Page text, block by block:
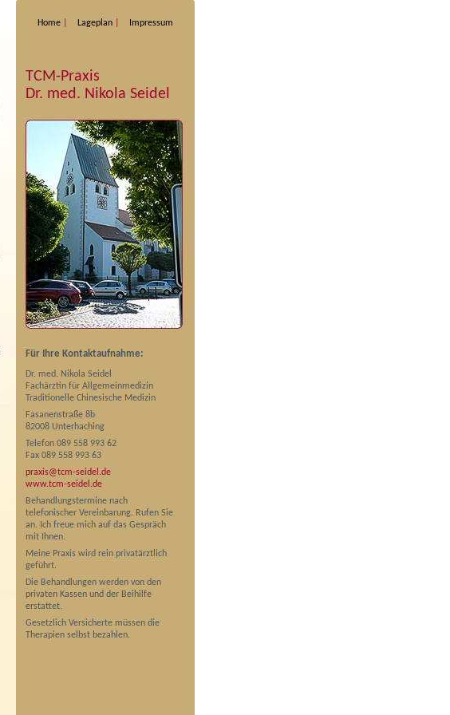
Home Lageplan Impressum
TCM-Praxis
Dr. med. Nikola Seidel
Für Ihre Kontaktaufnahme:
Dr. med. Nikola Seidel
Fachärztin für Allgemeinmedizin
Traditionelle Chinesische Medizin
Fasanenstraße 8b
82008 Unterhaching
Telefon 089 558 993 62
Fax 089 558 993 63
praxis@tcm-seidel.de
www.tcm-seidel.de
Behandlungstermine nach
telefonischer Vereinbarung. Rufen Sie
an. Ich freue mich auf das Gespräch
mit Ihnen.
Meine Praxis wird rein privatärztlich
geführt.
Die Behandlungen werden von den
privaten Kassen und der Beihilfe
erstattet.
Gesetzlich Versicherte müssen die
Therapien selbst bezahlen.